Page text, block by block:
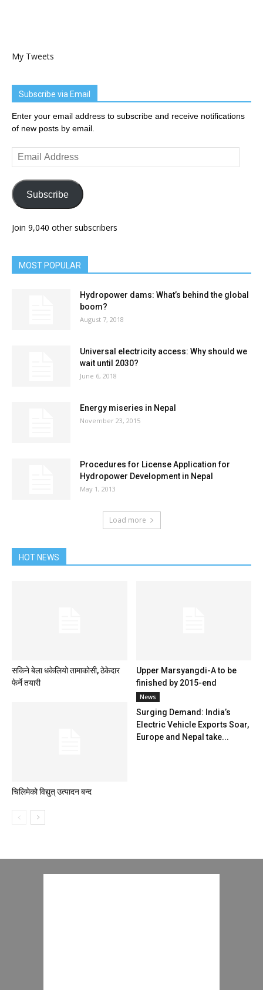
My Tweets
Subscribe via Email
Enter your email address to subscribe and receive notifications
of new posts by email.
Email
Address
Subscribe
Join 9,040 other subscribers
MOST POPULAR
Hydropower dams: What’s behind the global
boom?
August 7, 2018
Universal electricity access: Why should we
wait until 2030?
June 6, 2018
Energy miseries in Nepal
November 23, 2015
Procedures for License Application for
Hydropower Development in Nepal
May 1, 2013
Load more
HOT NEWS
सकिने बेला धकेलियो तामाकोसी, ठेकेदार
फेर्ने तयारी
Upper Marsyangdi-A to be
finished by 2015-end
चिलिमेको विद्युत् उत्पादन बन्द
News
Surging Demand: India’s
Electric Vehicle Exports Soar,
Europe and Nepal take...